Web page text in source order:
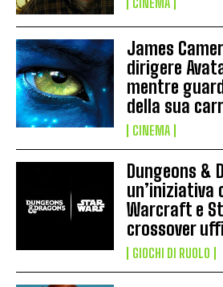
James
dirigere
mentre
della sua
CINEMA
Dungeons &
un’iniziativa
Warcraft e
crossover
GIOCHI DI RUOLO